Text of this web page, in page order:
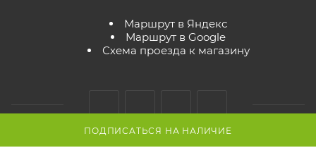
ПОДПИСАТЬСЯ НА НАЛИЧИЕ
Маршрут в Яндекс
Маршрут в Google
Схема проезда к магазину